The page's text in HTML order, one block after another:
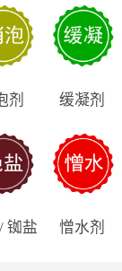
剂 缓凝剂
铷盐 憎水剂